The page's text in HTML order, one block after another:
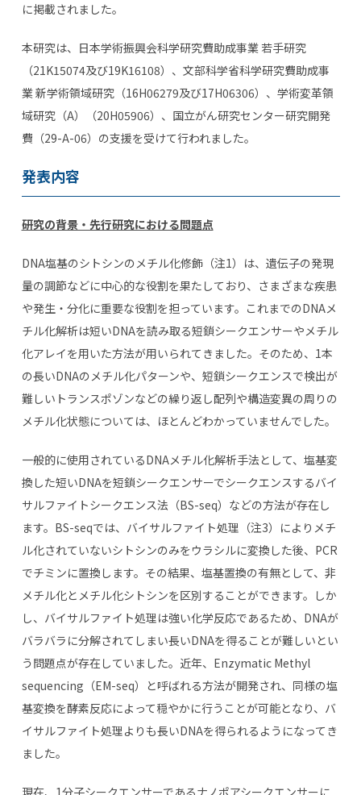
に掲載されました。
本研究は、日本学術振興会科学研究費助成事業 若手研究
（21K15074及び19K16108）、文部科学省科学研究費助成事
業 新学術領域研究（16H06279及び17H06306）、学術変革領
域研究（A）（20H05906）、国立がん研究センター研究開発
費（29-A-06）の支援を受けて行われました。
発表内容
研究の背景・先行研究における問題点
DNA塩基のシトシンのメチル化修飾（注1）は、遺伝子の発現
量の調節などに中心的な役割を果たしており、さまざまな疾患
や発生・分化に重要な役割を担っています。これまでのDNAメ
チル化解析は短いDNAを読み取る短鎖シークエンサーやメチル
化アレイを用いた方法が用いられてきました。そのため、1本
の長いDNAのメチル化パターンや、短鎖シークエンスで検出が
難しいトランスポゾンなどの繰り返し配列や構造変異の周りの
メチル化状態については、ほとんどわかっていませんでした。
一般的に使用されているDNAメチル化解析手法として、塩基変
換した短いDNAを短鎖シークエンサーでシークエンスするバイ
サルファイトシークエンス法（BS-seq）などの方法が存在し
ます。BS-seqでは、バイサルファイト処理（注3）によりメチ
ル化されていないシトシンのみをウラシルに変換した後、PCR
でチミンに置換します。その結果、塩基置換の有無として、非
メチル化とメチル化シトシンを区別することができます。しか
し、バイサルファイト処理は強い化学反応であるため、DNAが
バラバラに分解されてしまい長いDNAを得ることが難しいとい
う問題点が存在していました。近年、Enzymatic Methyl
sequencing（EM-seq）と呼ばれる方法が開発され、同様の塩
基変換を酵素反応によって穏やかに行うことが可能となり、バ
イサルファイト処理よりも長いDNAを得られるようになってき
ました。
現在、1分子シークエンサーであるナノポアシークエンサーに